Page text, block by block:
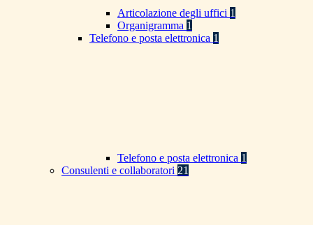
Articolazione degli uffici 1
Organigramma 1
Telefono e posta elettronica 1
Telefono e posta elettronica 1
Consulenti e collaboratori 21